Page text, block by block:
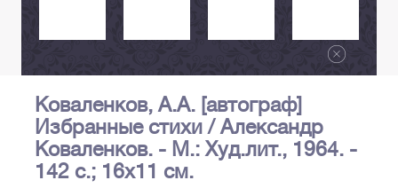
Коваленков, А.А. [автограф]
Избранные стихи / Александр
Коваленков. - М.: Худ.лит., 1964. -
142 с.; 16х11 см.